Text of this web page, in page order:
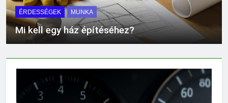
ÉRDESSÉGEK MUNKA
Mi kell egy ház építéséhez?